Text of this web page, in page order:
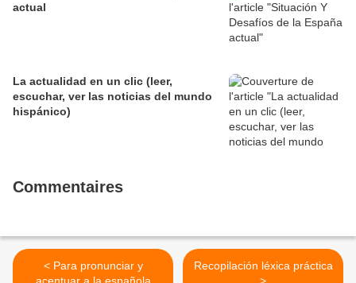
actual
La actualidad en un clic (leer,
escuchar, ver las noticias del mundo
hispánico)
Commentaires
< Para pronunciar y
Recopilación léxica práctica